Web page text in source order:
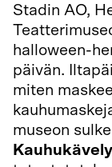
Stadin AO,
halloween-
päivän.
miten
museon